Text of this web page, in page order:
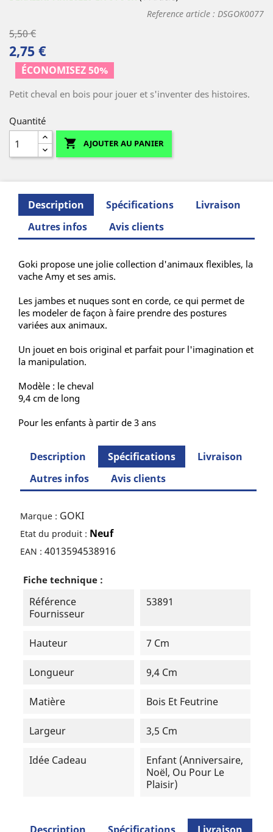
(1 avis)
Reference article : DSGOK0077
5,50 €
2,75 €
ÉCONOMISEZ 50%
Petit cheval en bois pour jouer et s'inventer des histoires.
Quantité
 AJOUTER AU PANIER
Description Spécifications
Livraison
Autres infos
Avis clients
Goki propose une jolie collection d'animaux flexibles, la
vache Amy et ses amis.
Les jambes et nuques sont en corde, ce qui permet de
les modeler de façon à faire prendre des postures
variées aux animaux.
Un jouet en bois original et parfait pour l'imagination et
la manipulation.
Modèle : le cheval
9,4 cm de long
Pour les enfants à partir de 3 ans
Description Spécifications
Livraison
Autres infos
Avis clients
Marque : GOKI
Etat du produit : Neuf
EAN : 4013594538916
Fiche technique :
Référence
Fournisseur
53891
Hauteur 7 Cm
Longueur 9,4 Cm
Matière Bois Et Feutrine
Largeur 3,5 Cm
Idée Cadeau
Enfant (anniversaire,
Noël, Ou Pour Le
Plaisir)